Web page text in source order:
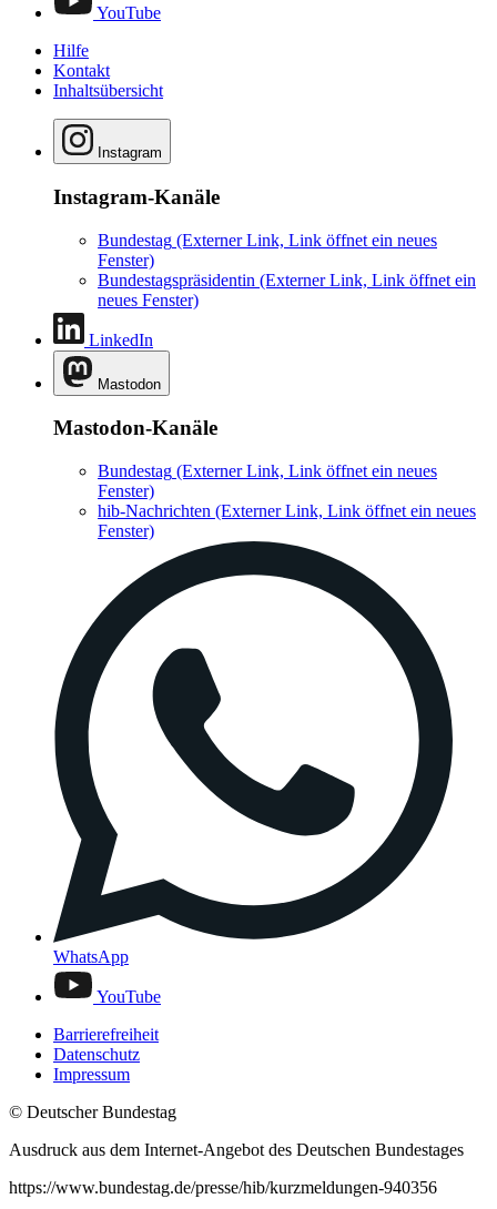
YouTube
Hilfe
Kontakt
Inhaltsübersicht
Instagram
Instagram-Kanäle
Bundestag (Externer Link, Link öffnet ein neues
Fenster)
Bundestagspräsidentin (Externer Link, Link öffnet ein
neues Fenster)
LinkedIn
Mastodon
Mastodon-Kanäle
Bundestag (Externer Link, Link öffnet ein neues
Fenster)
hib-Nachrichten (Externer Link, Link öffnet ein neues
Fenster)
WhatsApp
YouTube
Barrierefreiheit
Datenschutz
Impressum
© Deutscher Bundestag
Ausdruck aus dem Internet-Angebot des Deutschen Bundestages
https://www.bundestag.de/presse/hib/kurzmeldungen-940356